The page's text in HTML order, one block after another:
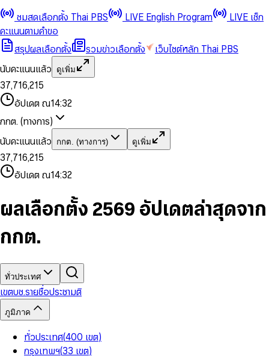
ชมสดเลือกตั้ง Thai PBS LIVE English Program
LIVE เช็ก
คะแนนตามคำขอ
สรุปผลเลือกตั้ง
รวมข่าวเลือกตั้ง
เว็บไซต์หลัก Thai PBS
นับคะแนนแล้ว
ดูเพิ่ม
0
1
2
3
4
5
6
8
9
0
1
2
3
4
5
6
7
8
9
,
0
1
2
4
6
7
8
9
0
1
2
3
4
5
6
7
8
9
0
1
3
5
6
7
8
9
,
1
2
4
5
7
8
9
0
1
3
4
6
7
8
9
0
2
3
4
5
7
8
อัปเดต ณ14:32
กกต. (ทางการ)
นับคะแนนแล้ว
กกต. (ทางการ) ดูเพิ่ม
0
1
2
3
4
5
7
8
0
1
2
4
5
6
7
8
9
,
0
1
2
4
6
7
8
9
0
1
2
3
5
6
8
9
0
1
3
5
6
7
8
,
1
2
4
6
7
9
0
1
3
5
6
8
9
0
2
3
4
5
7
9
อัปเดต ณ14:32
ผลเลือกตั้ง 2569 อัปเดตล่าสุดจาก
กกต.
ทั่วประเทศ
เขตบช.รายชื่อประชามติ
ภูมิภาค
ทั่วประเทศ(400 เขต)
กรุงเทพฯ(33 เขต)